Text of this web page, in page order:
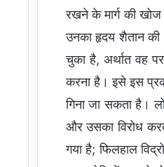
रखने के मार्ग की खोज
उनका हृदय शैतान की
चुका है, अर्थात वह
करना है। इसे इस
गिना जा सकता है।
और उसका विरोध
गया है; फिलहाल